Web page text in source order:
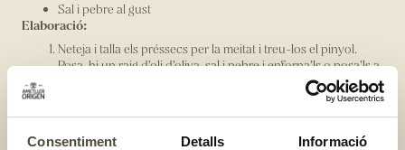
Consentiment Detalls Informació
Sal i pebre al gust
Elaboració:
Neteja i talla els préssecs per la meitat i treu-los el pinyol.
Posa-hi un raig d’oli d’oliva, sal i pebre i enforna’ls o posa’ls a
Passat aquest temps, afegeix un tall de formatge brie per
sobre de cada préssec i continua coent-los fins que el
formatge es fongui i quedi lleugerament gratinat.